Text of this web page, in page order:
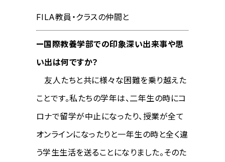
FILA教員・クラスの仲間と
ー国際教養学部での印象深い出来事や思
い出は何ですか？
友人たちと共に様々な困難を乗り越えた
ことです。私たちの学年は、二年生の時にコ
ロナで留学が中止になったり、授業が全て
オンラインになったりと一年生の時と全く違
う学生生活を送ることになりました。そのた